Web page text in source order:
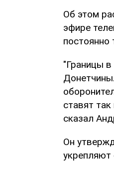
Об этом
эфире
постоянно
"Границы
ставят
сказал
Он
укрепляют